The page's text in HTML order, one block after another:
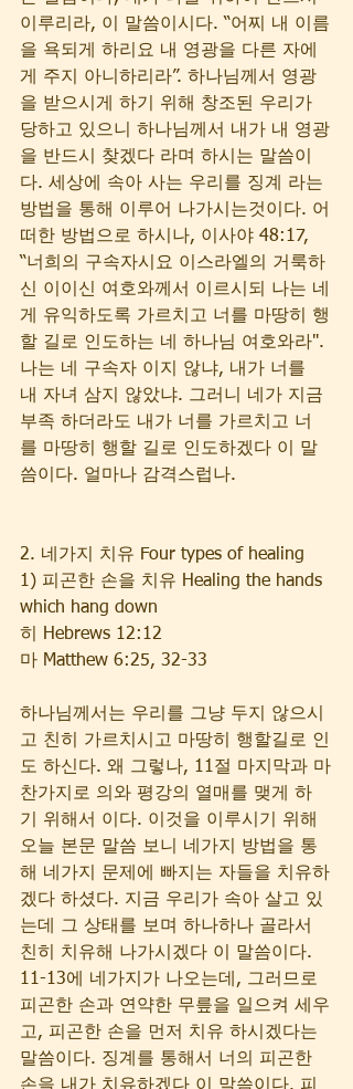
이루리라, 이 말씀이시다. “어찌 내 이름
을 욕되게 하리요 내 영광을 다른 자에
게 주지 아니하리라”. 하나님께서 영광
을 받으시게 하기 위해 창조된 우리가
당하고 있으니 하나님께서 내가 내 영광
을 반드시 찾겠다 라며 하시는 말씀이
다. 세상에 속아 사는 우리를 징계 라는
방법을 통해 이루어 나가시는것이다. 어
떠한 방법으로 하시나, 이사야 48:17,
“너희의 구속자시요 이스라엘의 거룩하
신 이이신 여호와께서 이르시되 나는 네
게 유익하도록 가르치고 너를 마땅히 행
할 길로 인도하는 네 하나님 여호와라".
나는 네 구속자 이지 않냐, 내가 너를
내 자녀 삼지 않았냐. 그러니 네가 지금
부족 하더라도 내가 너를 가르치고 너
를 마땅히 행할 길로 인도하겠다 이 말
씀이다. 얼마나 감격스럽나.
2. 네가지 치유 Four types of healing
1) 피곤한 손을 치유 Healing the hands
which hang down
히 Hebrews 12:12
마 Matthew 6:25, 32-33
하나님께서는 우리를 그냥 두지 않으시
고 친히 가르치시고 마땅히 행할길로 인
도 하신다. 왜 그렇나, 11절 마지막과 마
찬가지로 의와 평강의 열매를 맺게 하
기 위해서 이다. 이것을 이루시기 위해
오늘 본문 말씀 보니 네가지 방법을 통
해 네가지 문제에 빠지는 자들을 치유하
겠다 하셨다. 지금 우리가 속아 살고 있
는데 그 상태를 보며 하나하나 골라서
친히 치유해 나가시겠다 이 말씀이다.
11-13에 네가지가 나오는데, 그러므로
피곤한 손과 연약한 무릎을 일으켜 세우
고, 피곤한 손을 먼저 치유 하시겠다는
말씀이다. 징계를 통해서 너의 피곤한